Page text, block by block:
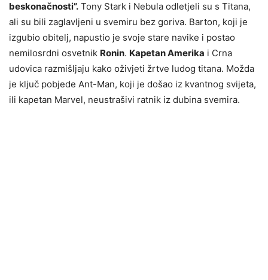
beskonačnosti”. Tony Stark i Nebula odletjeli su s Titana,
ali su bili zaglavljeni u svemiru bez goriva. Barton, koji je
izgubio obitelj, napustio je svoje stare navike i postao
nemilosrdni osvetnik Ronin. Kapetan Amerika i Crna
udovica razmišljaju kako oživjeti žrtve ludog titana. Možda
je ključ pobjede Ant-Man, koji je došao iz kvantnog svijeta,
ili kapetan Marvel, neustrašivi ratnik iz dubina svemira.